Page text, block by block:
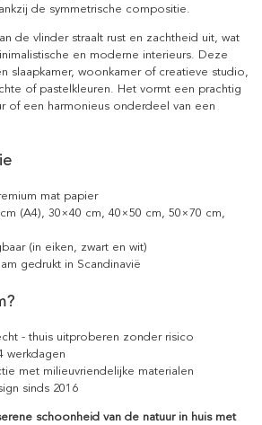
de symmetrische compositie.
de vlinder straalt rust en zachtheid uit, wat
en moderne interieurs. Deze
slaapkamer, woonkamer of creatieve studio,
of pastelkleuren. Het vormt een prachtig
of een harmonieus onderdeel van een
mat papier
(A4), 30×40 cm, 40×50 cm, 50×70 cm,
(in eiken, zwart en wit)
gedrukt in Scandinavië
- thuis uitproberen zonder risico
werkdagen
met milieuvriendelijke materialen
sinds 2016
schoonheid van de natuur in huis met